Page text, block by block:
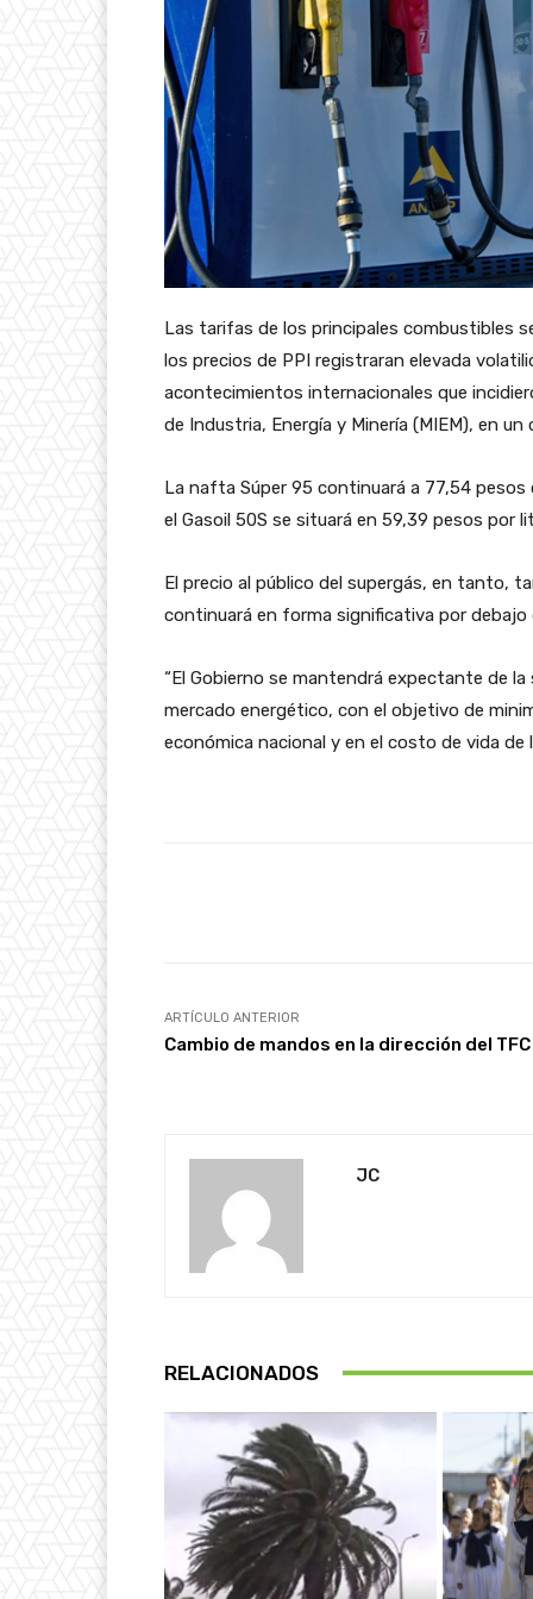
Las tarifas de los principales combustibles
los precios de PPI registraran elevada
acontecimientos internacionales que
de Industria, Energía y Minería (MIEM), en
La nafta Súper 95 continuará a 77,54
el Gasoil 50S se situará en 59,39 pesos por
El precio al público del supergás, en tanto,
continuará en forma significativa por debajo
“El Gobierno se mantendrá expectante de
mercado energético, con el objetivo de
económica nacional y en el costo de vida de
ARTÍCULO ANTERIOR
Cambio de mandos en la dirección del TFC
JC
RELACIONADOS